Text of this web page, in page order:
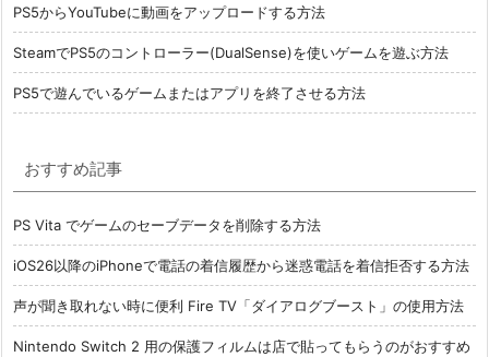
PS5からYouTubeに動画をアップロードする方法
SteamでPS5のコントローラー(DualSense)を使いゲームを遊ぶ方法
PS5で遊んでいるゲームまたはアプリを終了させる方法
おすすめ記事
PS Vita でゲームのセーブデータを削除する方法
iOS26以降のiPhoneで電話の着信履歴から迷惑電話を着信拒否する方法
声が聞き取れない時に便利 Fire TV「ダイアログブースト」の使用方法
Nintendo Switch 2 用の保護フィルムは店で貼ってもらうのがおすすめ